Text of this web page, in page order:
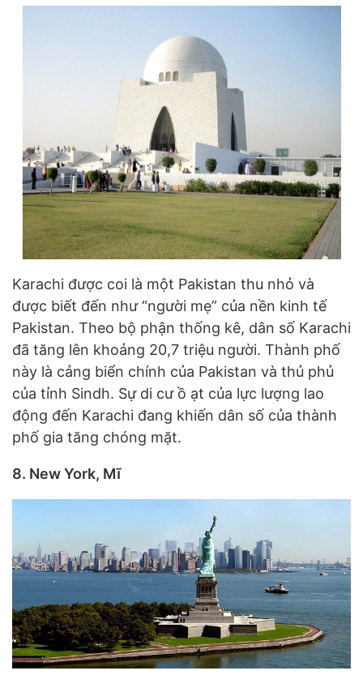
Karachi được coi là một Pakistan thu nhỏ và
được biết đến như “người mẹ” của nền kinh tế
Pakistan. Theo bộ phận thống kê, dân số Karachi
đã tăng lên khoảng 20,7 triệu người. Thành phố
này là cảng biển chính của Pakistan và thủ phủ
của tỉnh Sindh. Sự di cư ồ ạt của lực lượng lao
động đến Karachi đang khiến dân số của thành
phố gia tăng chóng mặt.
8. New York, Mĩ